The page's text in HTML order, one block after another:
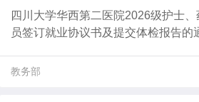
四川大学华西第二医院2026级护士
员签订就业协议书及提交体检报告的
教务部